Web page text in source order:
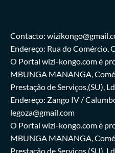
Contacto:
Endereço: Rua do Comércio,
O Portal wizi-kongo.com é
MBUNGA MANANGA,
Prestação de Serviços,(SU),
Endereço: Zango IV /
legoza@gmail.com
O Portal wizi-kongo.com é
MBUNGA MANANGA,
Prestação de Serviços,(SU),